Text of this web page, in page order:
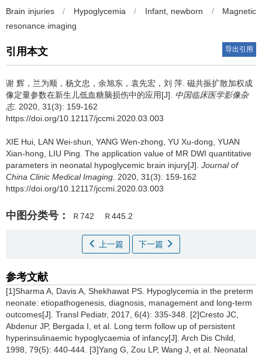
Brain injuries / Hypoglycemia / Infant, newborn /
Magnetic
resonance imaging
引用本文 导出引用
谢 辉，兰为顺，杨文忠，余旭东，袁先宏，刘 萍. 磁共振扩散加权成
像定量参数在新生儿低血糖脑损伤中的应用[J]. 中国临床医学影像杂
志. 2020, 31(3): 159-162
https://doi.org/10.12117/jccmi.2020.03.003
XIE Hui, LAN Wei-shun, YANG Wen-zhong, YU Xu-dong, YUAN
Xian-hong, LIU Ping. The application value of MR DWI quantitative
parameters in neonatal hypoglycemic brain injury[J]. Journal of
China Clinic Medical Imaging . 2020, 31(3): 159-162
https://doi.org/10.12117/jccmi.2020.03.003
中图分类号： Ｒ742 Ｒ445.2
上一篇 下一篇
参考文献
[1]Sharma A, Davis A, Shekhawat PS. Hypoglycemia in the preterm
neonate: etiopathogenesis, diagnosis, management and long-term
outcomes[J]. Transl Pediatr, 2017, 6(4): 335-348. [2]Cresto JC,
Abdenur JP, Bergada I, et al. Long term follow up of persistent
hyperinsulinaemic hypoglycaemia of infancy[J]. Arch Dis Child,
1998, 79(5): 440-444. [3]Yang G, Zou LP, Wang J, et al. Neonatal